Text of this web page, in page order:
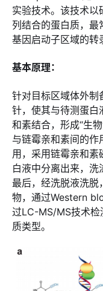
实验技术。该技术
列结合的蛋白质，最
基因启动子区域的转
基本原理：
针对目标区域体外制
针，使其与待测蛋白
和素结合，形成“生
与链霉亲和素间的
用，采用链霉亲和
白液中分离出来，
最后，经洗脱液洗
物，通过Western
过LC-MS/MS技术检
质类型。